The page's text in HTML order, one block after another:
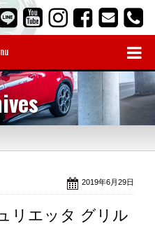
2019年6月29日
リエッタ グリル